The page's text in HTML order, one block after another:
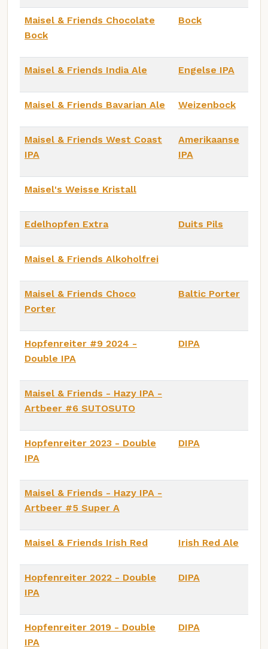
Maisel & Friends Chocolate
Bock
Bock
Maisel & Friends India Ale Engelse IPA
Maisel & Friends Bavarian Ale Weizenbock
Maisel & Friends West Coast
IPA
Amerikaanse
IPA
Maisel's Weisse Kristall
Edelhopfen Extra Duits Pils
Maisel & Friends Alkoholfrei
Maisel & Friends Choco
Porter
Baltic Porter
Hopfenreiter #9 2024 -
Double IPA
DIPA
Maisel & Friends - Hazy IPA -
Artbeer #6 SUTOSUTO
Hopfenreiter 2023 - Double
IPA
DIPA
Maisel & Friends - Hazy IPA -
Artbeer #5 Super A
Maisel & Friends Irish Red Irish Red Ale
Hopfenreiter 2022 - Double
IPA
DIPA
Hopfenreiter 2019 - Double
IPA
DIPA